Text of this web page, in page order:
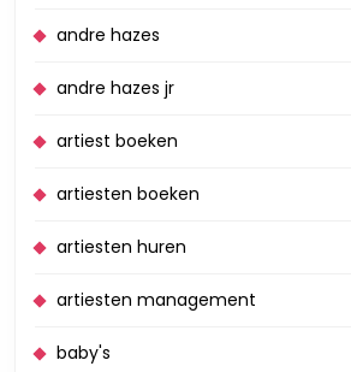
andre hazes
andre hazes jr
artiest boeken
artiesten boeken
artiesten huren
artiesten management
baby's